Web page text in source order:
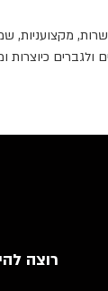
מקצועניות,
רוצה